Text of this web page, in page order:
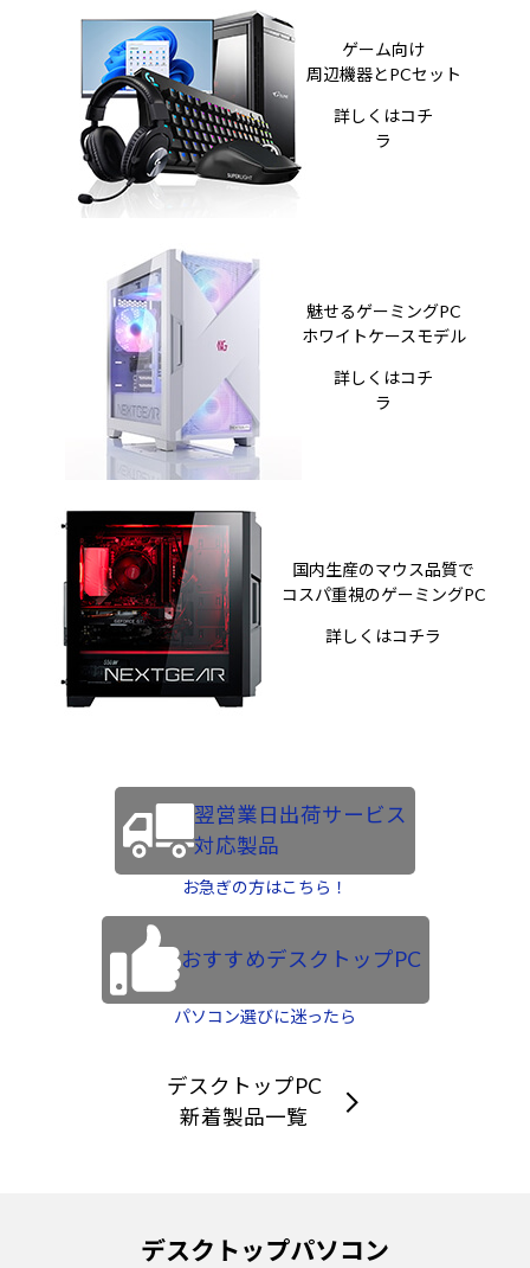
ゲーム向け
周辺機器とPCセット
詳しくはコチ
ラ
魅せるゲーミングPC
ホワイトケースモデル
詳しくはコチ
ラ
国内生産のマウス品質で
コスパ重視のゲーミングPC
詳しくはコチラ
翌営業日出荷サービス
対応製品
お急ぎの方はこちら！
おすすめデスクトップPC
パソコン選びに迷ったら
デスクトップPC
新着製品一覧
デスクトップパソコン